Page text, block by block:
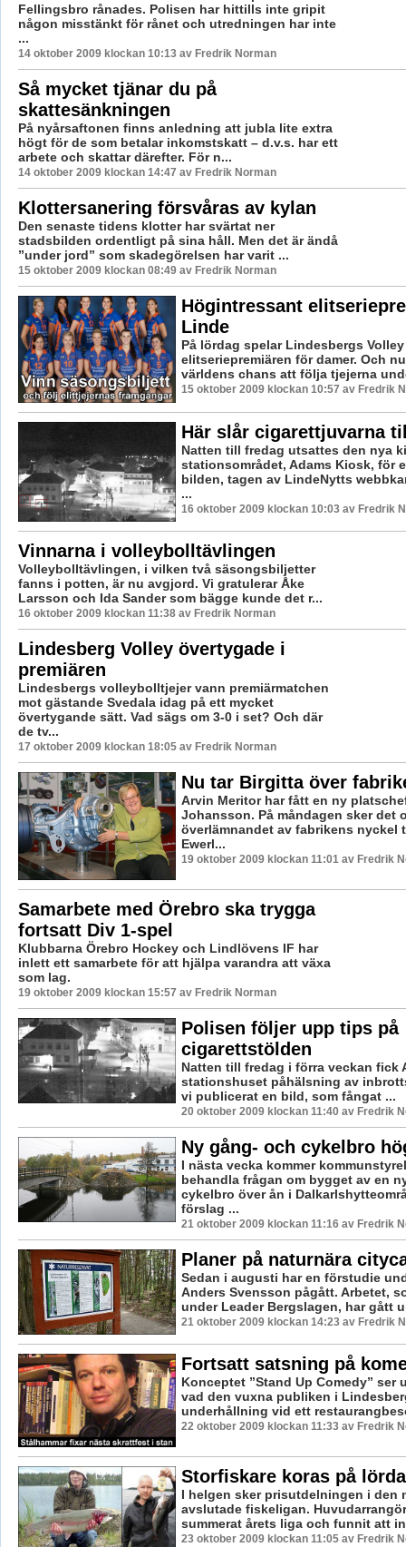
Fellingsbro rånades. Polisen har hittills inte gripit
någon misstänkt för rånet och utredningen har inte
...
14 oktober 2009 klockan 10:13 av Fredrik Norman
Så mycket tjänar du på
skattesänkningen
På nyårsaftonen finns anledning att jubla lite extra
högt för de som betalar inkomstskatt – d.v.s. har ett
arbete och skattar därefter. För n...
14 oktober 2009 klockan 14:47 av Fredrik Norman
Klottersanering försvåras av kylan
Den senaste tidens klotter har svärtat ner
stadsbilden ordentligt på sina håll. Men det är ändå
”under jord” som skadegörelsen har varit ...
15 oktober 2009 klockan 08:49 av Fredrik Norman
Högintressant
Linde
På lördag spelar Lindesbergs
elitseriepremiären för damer. Och
världens chans att följa tjejerna
15 oktober 2009 klockan 10:57 av Fredrik
Här slår cigarettjuvarna
Natten till fredag utsattes den nya
stationsområdet, Adams Kiosk, för
bilden, tagen av LindeNytts
...
16 oktober 2009 klockan 10:03 av Fredrik
Vinnarna i volleybolltävlingen
Volleybolltävlingen, i vilken två säsongsbiljetter
fanns i potten, är nu avgjord. Vi gratulerar Åke
Larsson och Ida Sander som bägge kunde det r...
16 oktober 2009 klockan 11:38 av Fredrik Norman
Lindesberg Volley övertygade i
premiären
Lindesbergs volleybolltjejer vann premiärmatchen
mot gästande Svedala idag på ett mycket
övertygande sätt. Vad sägs om 3-0 i set? Och där
de tv...
17 oktober 2009 klockan 18:05 av Fredrik Norman
Nu tar Birgitta över
Arvin Meritor har fått en ny
Johansson. På måndagen sker det
överlämnandet av fabrikens nyckel
Ewerl...
19 oktober 2009 klockan 11:01 av Fredrik
Samarbete med Örebro ska trygga
fortsatt Div 1-spel
Klubbarna Örebro Hockey och Lindlövens IF har
inlett ett samarbete för att hjälpa varandra att växa
som lag.
19 oktober 2009 klockan 15:57 av Fredrik Norman
Polisen följer upp tips på
cigarettstölden
Natten till fredag i förra veckan fick
stationshuset påhälsning av
vi publicerat en bild, som fångat ...
20 oktober 2009 klockan 11:40 av Fredrik
Ny gång- och cykelbro
I nästa vecka kommer
behandla frågan om bygget av en
cykelbro över ån i
förslag ...
21 oktober 2009 klockan 11:16 av Fredrik
Planer på naturnära
Sedan i augusti har en förstudie
Anders Svensson pågått. Arbetet,
under Leader Bergslagen, har gått
21 oktober 2009 klockan 14:23 av Fredrik
Fortsatt satsning på
Konceptet ”Stand Up Comedy” ser
vad den vuxna publiken i
underhållning vid ett
22 oktober 2009 klockan 11:33 av Fredrik
Storfiskare koras på
I helgen sker prisutdelningen i den
avslutade fiskeligan.
summerat årets liga och funnit att
23 oktober 2009 klockan 11:05 av Fredrik